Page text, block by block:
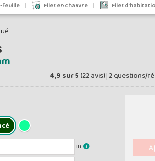
taxes
feuille Filet en chanvre Filet
4,9 sur5 (22avis)|2 questions/
m